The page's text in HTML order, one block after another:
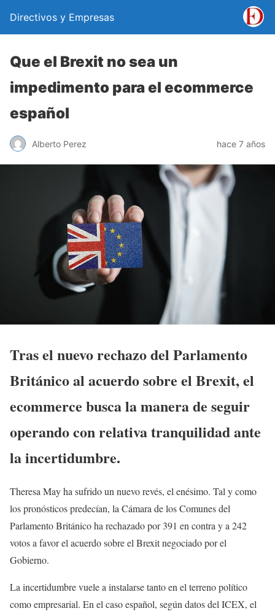
Directivos y Empresas
Que el Brexit no sea un
impedimento para el ecommerce
español
Alberto Perez hace 7 años
Tras el nuevo rechazo del Parlamento
Británico al acuerdo sobre el Brexit, el
ecommerce busca la manera de seguir
operando con relativa tranquilidad ante
la incertidumbre.
Theresa May ha sufrido un nuevo revés, el enésimo. Tal y como
los pronósticos predecían, la Cámara de los Comunes del
Parlamento Británico ha rechazado por 391 en contra y a 242
votos a favor el acuerdo sobre el Brexit negociado por el
Gobierno.
La incertidumbre vuele a instalarse tanto en el terreno político
como empresarial. En el caso español, según datos del ICEX, el